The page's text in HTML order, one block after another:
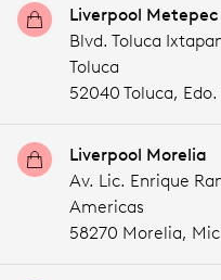
Liverpool Metepec
Blvd. Toluca
Toluca
52040 Toluca,
Liverpool Morelia
Av. Lic. Enrique
Americas
58270 Morelia,